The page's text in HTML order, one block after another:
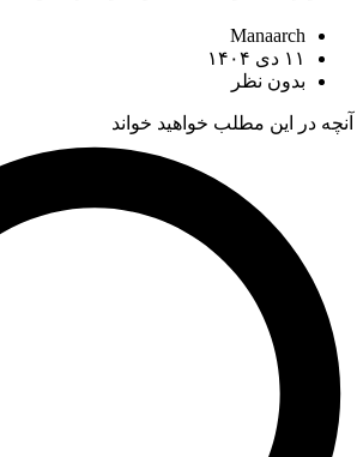
Manaarch
۱۱ دی ۱۴۰۴
بدون نظر
آنچه در این مطلب خواهید خواند